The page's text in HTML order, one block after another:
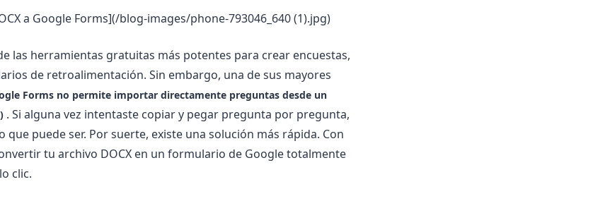
a Google Forms](/blog-images/phone-793046_640 (1).jpg)
las herramientas gratuitas más potentes para crear encuestas,
de retroalimentación. Sin embargo, una de sus mayores
Forms no permite importar directamente preguntas desde un
. Si alguna vez intentaste copiar y pegar pregunta por pregunta,
que puede ser. Por suerte, existe una solución más rápida. Con
tu archivo DOCX en un formulario de Google totalmente
clic.